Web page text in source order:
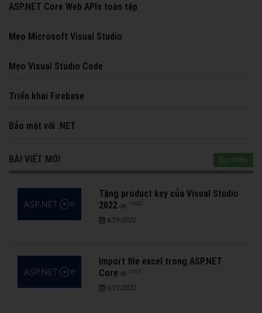
ASP.NET Core Web APIs toàn tập
Mẹo Microsoft Visual Studio
Mẹo Visual Studio Code
Triển khai Firebase
Bảo mật với .NET
BÀI VIẾT MỚI Đọc thêm
Tặng product key của Visual Studio
2022
18942
4/29/2022
Import file excel trong ASP.NET
Core
5259
4/21/2022